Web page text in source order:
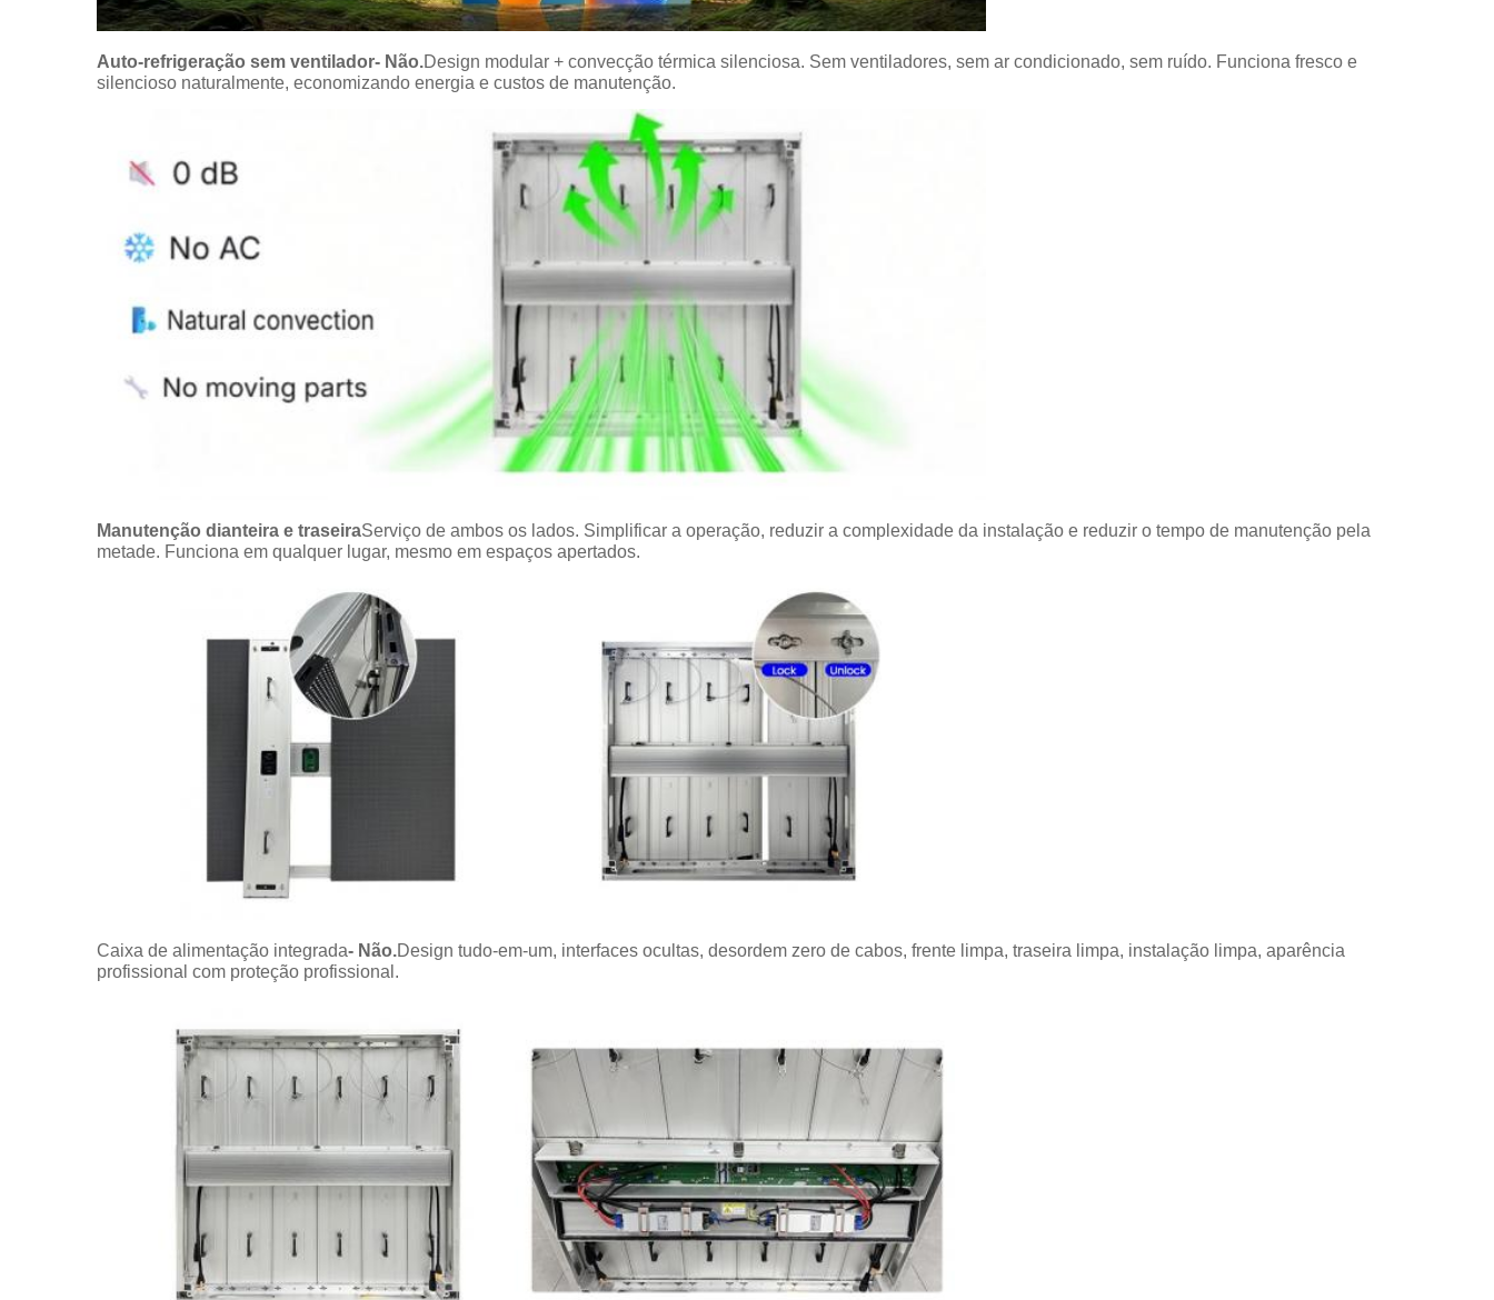
Auto-refrigeração sem ventilador- Não.Design modular + convecção térmica silenciosa. Sem ventiladores, sem ar condicionado, sem ruído. Funciona fresco e
silencioso naturalmente, economizando energia e custos de manutenção.
Manutenção dianteira e traseiraServiço de ambos os lados. Simplificar a operação, reduzir a complexidade da instalação e reduzir o tempo de manutenção pela
metade. Funciona em qualquer lugar, mesmo em espaços apertados.
Caixa de alimentação integrada- Não.Design tudo-em-um, interfaces ocultas, desordem zero de cabos, frente limpa, traseira limpa, instalação limpa, aparência
profissional com proteção profissional.